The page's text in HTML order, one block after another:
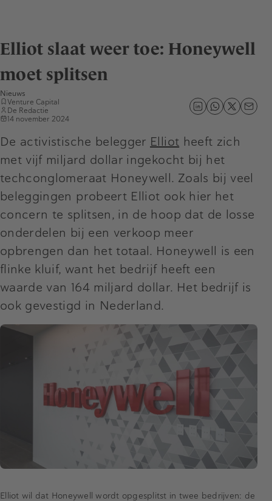
Elliot slaat weer toe: Honeywell
moet splitsen
Nieuws
Venture Capital
De Redactie
14 november 2024
De activistische belegger Elliot heeft zich
met vijf miljard dollar ingekocht bij het
techconglomeraat Honeywell. Zoals bij veel
beleggingen probeert Elliot ook hier het
concern te splitsen, in de hoop dat de losse
onderdelen bij een verkoop meer
opbrengen dan het totaal. Honeywell is een
flinke kluif, want het bedrijf heeft een
waarde van 164 miljard dollar. Het bedrijf is
ook gevestigd in Nederland.
Elliot wil dat Honeywell wordt opgesplitst in twee bedrijven: de